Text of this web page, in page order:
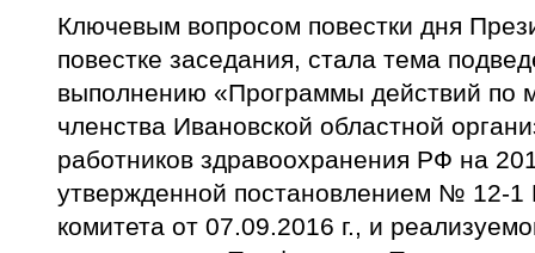
Ключевым вопросом повестки дня
повестке заседания, стала тема
выполнению «Программы действий по
членства Ивановской областной
работников здравоохранения РФ на
утвержденной постановлением № 12-1
комитета от 07.09.2016 г., и